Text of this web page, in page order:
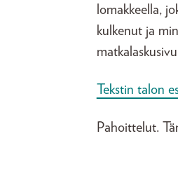
lomakkeella,
kulkenut ja
Tekstin talon
Pahoittelut.